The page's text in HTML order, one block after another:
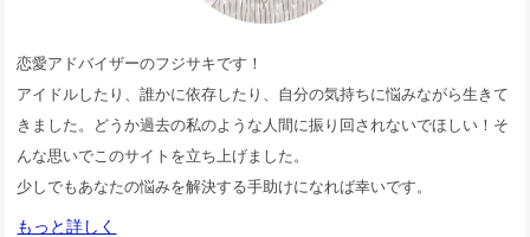
恋愛アドバイザーのフジサキです！
アイドルしたり、誰かに依存したり、自分の気持ちに悩みながら生きて
きました。どうか過去の私のような人間に振り回されないでほしい！そ
んな思いでこのサイトを立ち上げました。
少しでもあなたの悩みを解決する手助けになれば幸いです。
もっと詳しく